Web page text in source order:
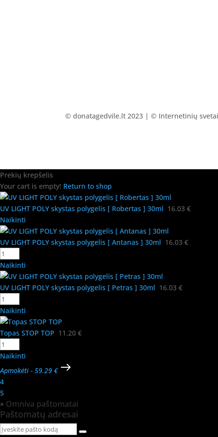
© donatagedvile.lt 2023 | © Internetinių
Prekių krepšelis
Your cart is empty! Return to shop
UV LIGHT POLY skystas polygelis [ Robertas ] 30ml 16.03 €
Naikinti
UV LIGHT POLY skystas polygelis [ Antanas ] 30ml 16.03 €
Naikinti
UV LIGHT POLY skystas polygelis [ Petras ] 30ml 16.03 €
Naikinti
Topas STOP TOP 11.20 €
Naikinti
Apmokėti - 59.29 €
4
5
× Omniva paštomatai
Paštomatų adresai